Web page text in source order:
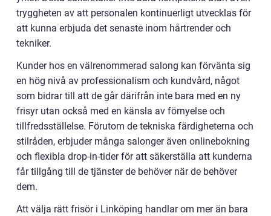
tryggheten av att personalen kontinuerligt utvecklas för
att kunna erbjuda det senaste inom hårtrender och
tekniker.
Kunder hos en välrenommerad salong kan förvänta sig
en hög nivå av professionalism och kundvård, något
som bidrar till att de går därifrån inte bara med en ny
frisyr utan också med en känsla av förnyelse och
tillfredsställelse. Förutom de tekniska färdigheterna och
stilråden, erbjuder många salonger även onlinebokning
och flexibla drop-in-tider för att säkerställa att kunderna
får tillgång till de tjänster de behöver när de behöver
dem.
Att välja rätt frisör i Linköping handlar om mer än bara